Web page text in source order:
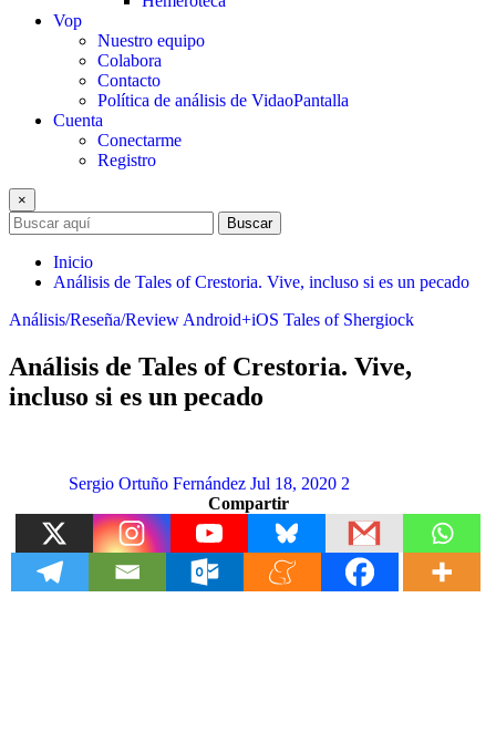
Vop
Nuestro equipo
Colabora
Contacto
Política de análisis de VidaoPantalla
Cuenta
Conectarme
Registro
×
Buscar
Inicio
Análisis de Tales of Crestoria. Vive, incluso si es un pecado
Análisis/Reseña/Review Android+iOS Tales of Shergiock
Análisis de Tales of Crestoria. Vive,
incluso si es un pecado
Sergio Ortuño Fernández Jul 18, 2020 2
Compartir